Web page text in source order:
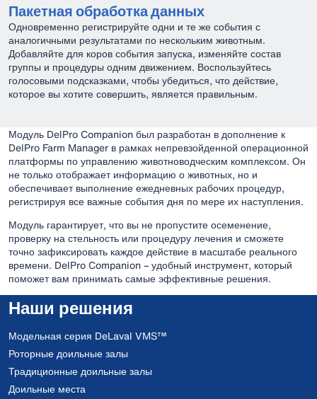
Пакетная обработка данных
Одновременно регистрируйте одни и те же события с
аналогичными результатами по нескольким животным.
Добавляйте для коров события запуска, изменяйте состав
группы и процедуры одним движением. Воспользуйтесь
голосовыми подсказками, чтобы убедиться, что действие,
которое вы хотите совершить, является правильным.
Модуль DelPro Companion был разработан в дополнение к
DelPro Farm Manager в рамках непревзойденной операционной
платформы по управлению животноводческим комплексом. Он
не только отображает информацию о животных, но и
обеспечивает выполнение ежедневных рабочих процедур,
регистрируя все важные события дня по мере их наступления.
Модуль гарантирует, что вы не пропустите осеменение,
проверку на стельность или процедуру лечения и сможете
точно зафиксировать каждое действие в масштабе реального
времени. DelPro Companion – удобный инструмент, который
поможет вам принимать самые эффективные решения.
Наши решения
Модельная серия DeLaval VMS™
Роторные доильные залы
Традиционные доильные залы
Доильные места